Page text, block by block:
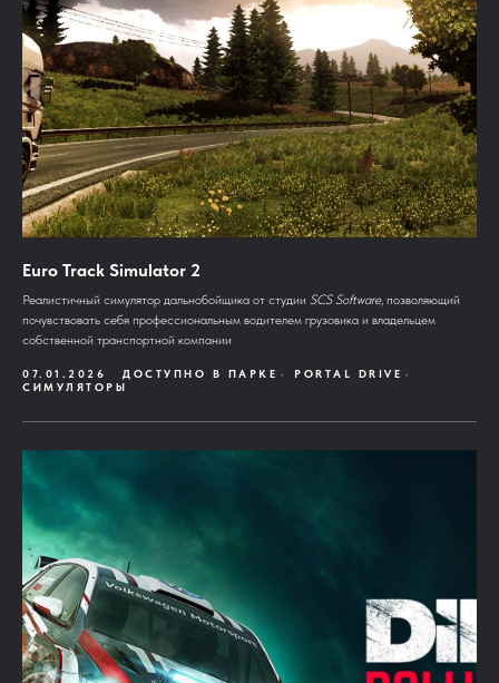
Euro Track Simulator 2
Реалистичный симулятор дальнобойщика от студии SCS Software, позволяющий
почувствовать себя профессиональным водителем грузовика и владельцем
собственной транспортной компании
07.01.2026 ДОСТУПНО В ПАРКЕ
PORTAL DRIVE
СИМУЛЯТОРЫ